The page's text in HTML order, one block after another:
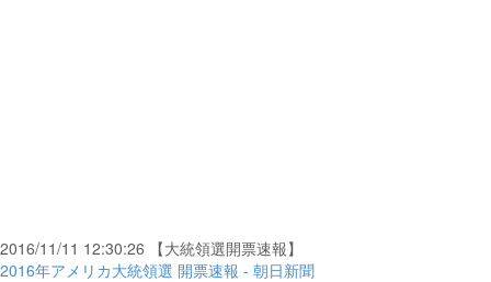
2016/11/11 12:30:26 【大統領選開票速報】
2016年アメリカ大統領選 開票速報 - 朝日新聞